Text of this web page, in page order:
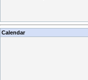
Calendar